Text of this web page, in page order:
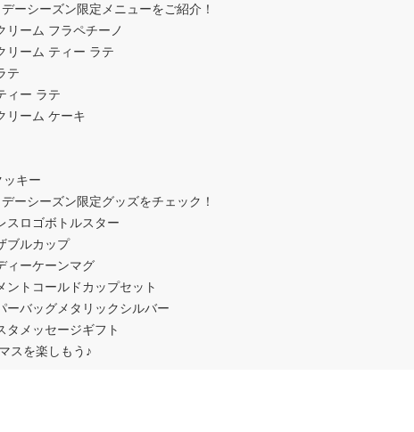
ーシーズン限定メニューをご紹介！
リーム フラペチーノ
リーム ティー ラテ
テ
ィー ラテ
リーム ケーキ
ッキー
ーシーズン限定グッズをチェック！
スロゴボトルスター
ブルカップ
ィーケーンマグ
ントコールドカップセット
ーバッグメタリックシルバー
タメッセージギフト
スを楽しもう♪